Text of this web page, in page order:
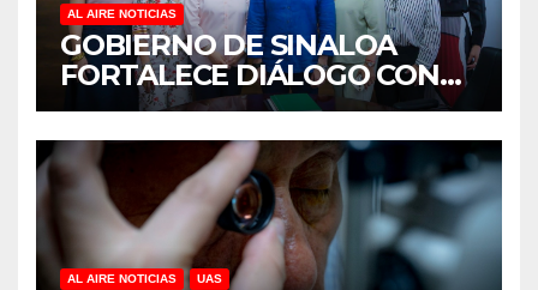
AL AIRE NOTICIAS
GOBIERNO DE SINALOA
FORTALECE DIÁLOGO CON
MUJERES EMPRESARIAS DE
CULIACÁN
AL AIRE NOTICIAS UAS